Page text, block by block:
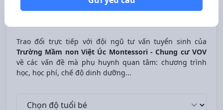
Trao đổi trực tiếp với đội ngũ tư vấn tuyển sinh của
Trường Mầm non Việt Úc Montessori - Chung cư VOV
về các vấn đề mà phụ huynh quan tâm: chương trình
học, học phí, chế độ dinh dưỡng...